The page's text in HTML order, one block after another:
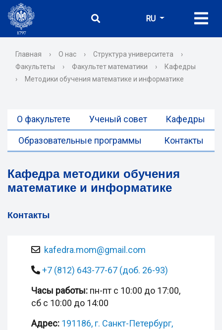
RU
Главная › О нас › Структура университета
›
Факультеты
› Факультет математики ›
Кафедры
›
Методики обучения математике и информатике
О факультете Ученый совет Кафедры
Образовательные программы Контакты
Кафедра методики обучения
математике и информатике
Контакты
kafedra.mom@gmail.com
+7 (812) 643-77-67 (доб. 26-93)
Часы работы: пн-пт с 10:00 до 17:00,
сб с 10:00 до 14:00
Адрес: 191186, г. Санкт-Петербург,